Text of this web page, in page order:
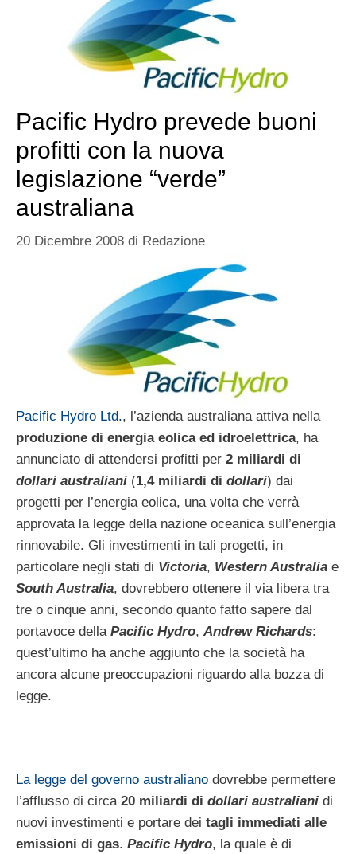
Pacific Hydro prevede buoni
profitti con la nuova
legislazione “verde”
australiana
20 Dicembre 2008 di Redazione
Pacific Hydro Ltd., l’azienda australiana attiva nella
produzione di energia eolica ed idroelettrica, ha
annunciato di attendersi profitti per 2 miliardi di
dollari australiani (1,4 miliardi di dollari) dai
progetti per l’energia eolica, una volta che verrà
approvata la legge della nazione oceanica sull’energia
rinnovabile. Gli investimenti in tali progetti, in
particolare negli stati di Victoria, Western Australia e
South Australia, dovrebbero ottenere il via libera tra
tre o cinque anni, secondo quanto fatto sapere dal
portavoce della Pacific Hydro, Andrew Richards:
quest’ultimo ha anche aggiunto che la società ha
ancora alcune preoccupazioni riguardo alla bozza di
legge.
La legge del governo australiano dovrebbe permettere
l’afflusso di circa 20 miliardi di dollari australiani di
nuovi investimenti e portare dei tagli immediati alle
emissioni di gas. Pacific Hydro, la quale è di